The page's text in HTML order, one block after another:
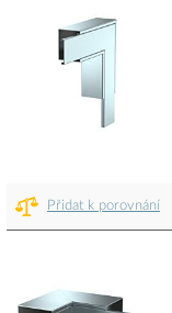
Přidat k porovnání